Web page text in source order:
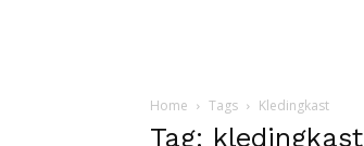
Home Tags Kledingkast
Tag: kledingkast